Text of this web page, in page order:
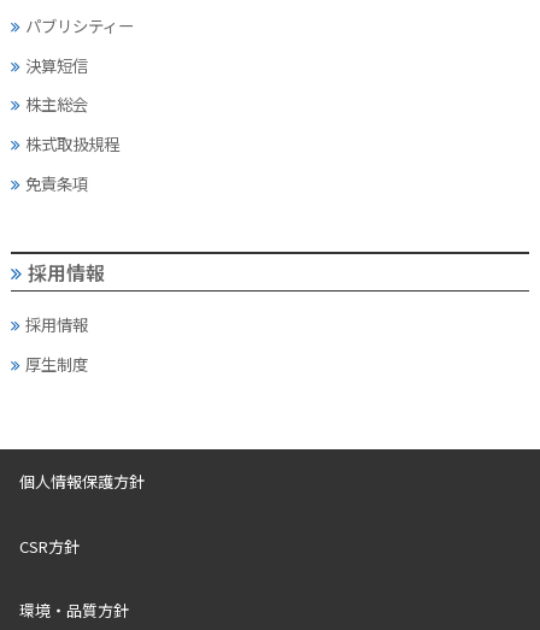
パブリシティー
決算短信
株主総会
株式取扱規程
免責条項
採用情報
採用情報
厚生制度
個人情報保護方針
CSR方針
環境・品質方針